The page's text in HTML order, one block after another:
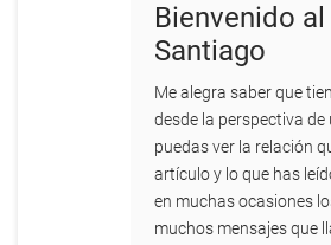
Nombre
por
Nicolas
Barcellos
Bienvenido
Santiago
Me alegra saber que
desde la perspectiva
puedas ver la relación
artículo y lo que has
en muchas ocasiones
muchos mensajes que